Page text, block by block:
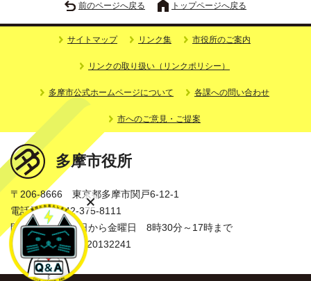
前のページへ戻る トップページへ戻る
サイトマップ リンク集 市役所のご案内
リンクの取り扱い（リンクポリシー）
多摩市公式ホームページについて 各課への問い合わせ
市へのご意見・ご提案
多摩市役所
〒206-8666 東京都多摩市関戸6-12-1
電話番号：042-375-8111
開庁時間：月曜日から金曜日 8時30分～17時まで
法人番号：3000020132241